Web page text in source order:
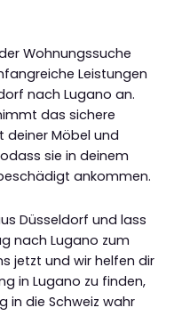
Wohnungssuche
Leistungen
nach Lugano an.
das sichere
deiner Möbel und
sie in deinem
ankommen.
Düsseldorf und lass
nach Lugano zum
jetzt und wir helfen dir
in Lugano zu finden,
in die Schweiz wahr